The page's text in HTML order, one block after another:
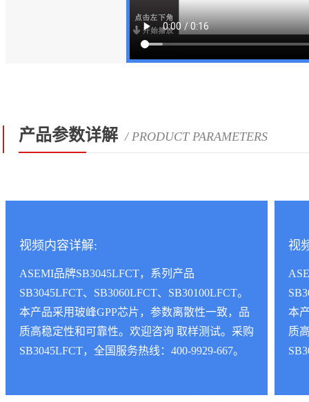
产品参数详解 / PRODUCT PARAMETERS
视频内容详解:
ASEMI品牌SB3045LFCT，系列产品
SB3045LFCT、SB3060LFCT、SB30100LFCT。
本产品采用玻峰GPP芯片，参数离散性一致，品
质高稳定性和可靠性。欢迎咨询 取样测试。采购
SB3045LFCT，全国服务热线：400-9929-667。
视
本
质